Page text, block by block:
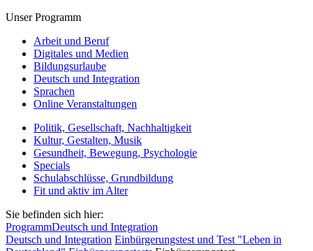
Unser Programm
Arbeit und Beruf
Digitales und Medien
Bildungsurlaube
Deutsch und Integration
Sprachen
Online Veranstaltungen
Politik, Gesellschaft, Nachhaltigkeit
Kultur, Gestalten, Musik
Gesundheit, Bewegung, Psychologie
Specials
Schulabschlüsse, Grundbildung
Fit und aktiv im Alter
Sie befinden sich hier:
ProgrammDeutsch und Integration
Deutsch und Integration Einbürgerungstest und Test "Leben in